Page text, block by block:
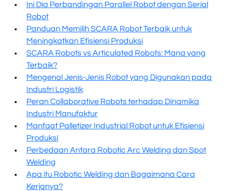
Ini Dia Perbandingan Parallel Robot dengan Serial
Robot
Panduan Memilih SCARA Robot Terbaik untuk
Meningkatkan Efisiensi Produksi
SCARA Robots vs Articulated Robots: Mana yang
Terbaik?
Mengenal Jenis-Jenis Robot yang Digunakan pada
Industri Logistik
Peran Collaborative Robots terhadap Dinamika
Industri Manufaktur
Manfaat Palletizer Industrial Robot untuk Efisiensi
Produksi
Perbedaan Antara Robotic Arc Welding dan Spot
Welding
Apa itu Robotic Welding dan Bagaimana Cara
Kerjanya?